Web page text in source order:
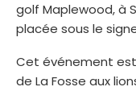
golf Maplewood, à
placée sous le
Cet événement
de La Fosse aux